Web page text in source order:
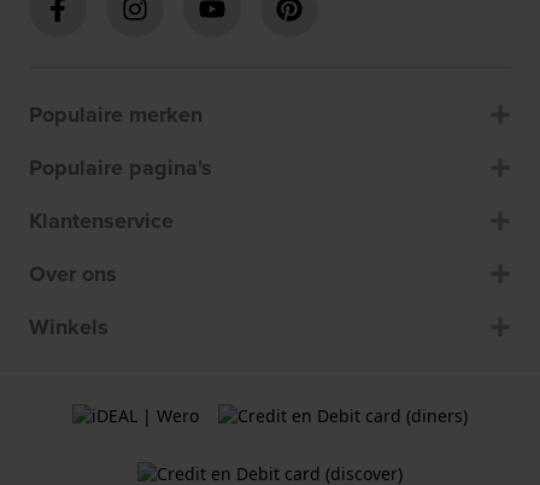
Populaire merken
Populaire pagina's
Klantenservice
Over ons
Winkels